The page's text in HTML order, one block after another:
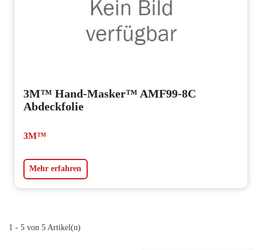
3M™ Hand-Masker™ AMF99-8C
Abdeckfolie
3M™
Mehr erfahren
1 - 5 von 5 Artikel(n)